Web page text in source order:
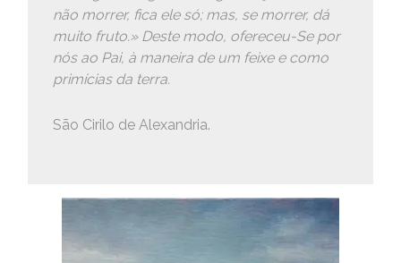
não morrer, fica ele só; mas, se morrer, dá
muito fruto.» Deste modo, ofereceu-Se por
nós ao Pai, à maneira de um feixe e como
primícias da terra.
São Cirilo de Alexandria.